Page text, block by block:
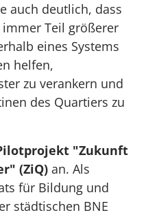
auch deutlich, dass
Teil größerer
eines Systems
helfen,
zu verankern und
des Quartiers zu
"Zukunft
(ZiQ) an. Als
für Bildung und
städtischen BNE